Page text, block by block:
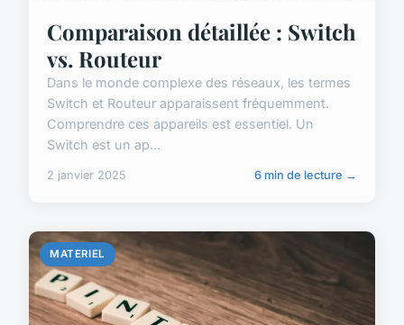
Comparaison détaillée : Switch
vs. Routeur
Dans le monde complexe des réseaux, les termes
Switch et Routeur apparaissent fréquemment.
Comprendre ces appareils est essentiel. Un
Switch est un ap...
2 janvier 2025 6 min de lecture →
MATERIEL